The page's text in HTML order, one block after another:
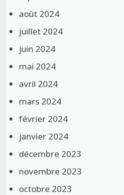
août 2024
juillet 2024
juin 2024
mai 2024
avril 2024
mars 2024
février 2024
janvier 2024
décembre 2023
novembre 2023
octobre 2023